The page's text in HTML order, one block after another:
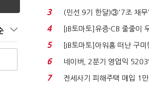
지에 상한가...
3
(민선 9기 한달)③'7조 채무
격…추미애, 20년...
4
[IB토마토]유증·CB 줄줄이
닥 벌점 급증에 ...
5
[IB토마토]아워홈 떠난 구미
340억 베팅…가...
6
네이버, 2분기 영업익
비 0.2% 감소...
7
전세사기 피해주택 매입 1